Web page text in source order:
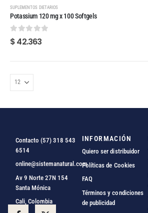
SUPLEMENTOS DIETARIOS
Potassium 120 mg x 100 Softgels
0 out of 5
$42.363
Contacto (57) 318 543
6514
online@sistemanatural.com
Av 9 Norte 27N 154
Santa Mónica
Cali, Colombia
INFORMACIÓN
Quiero ser distribuidor
Políticas de Cookies
FAQ
Términos y condiciones
de publicidad